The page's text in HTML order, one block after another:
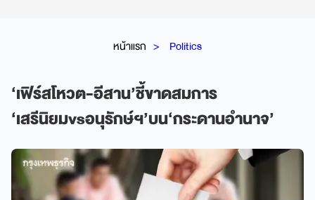
หน้าแรก Politics
‘เฟิร์สโหวต-อีสาน’ชี้ขาดสมการ
‘เสรีนิยมvsอนุรักษ์ฯ’บน‘กระดานอำนาจ’